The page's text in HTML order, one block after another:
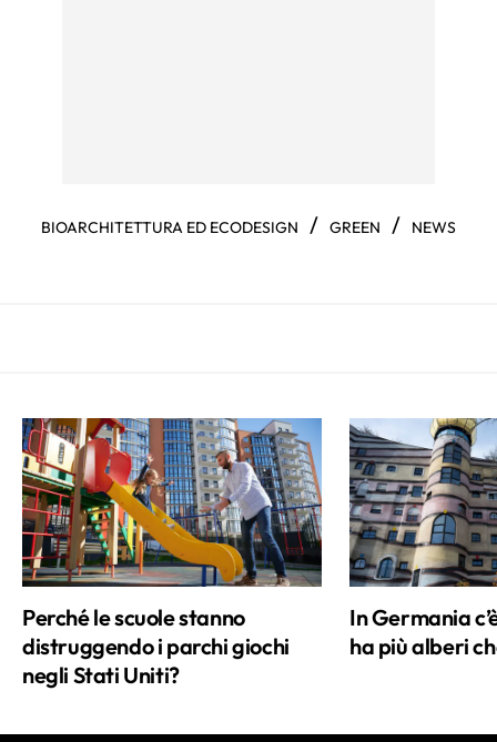
BIOARCHITETTURA ED ECODESIGN / GREEN / NEWS
Perché le scuole stanno
distruggendo i parchi giochi
negli Stati Uniti?
In Germania
ha più alberi